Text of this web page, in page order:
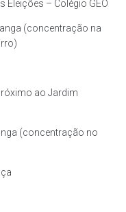
Eleições – Colégio GEO
(concentração na
ao Jardim
(concentração no